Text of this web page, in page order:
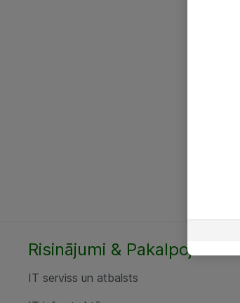
Risinājumi & Pakalpojumi
IT serviss un atbalsts